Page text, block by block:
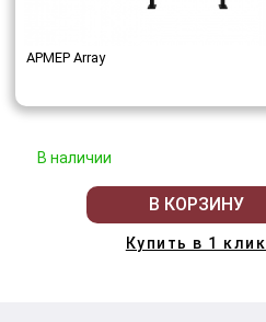
АРМЕР Array
В наличии
В КОРЗИНУ
Купить в 1 клик